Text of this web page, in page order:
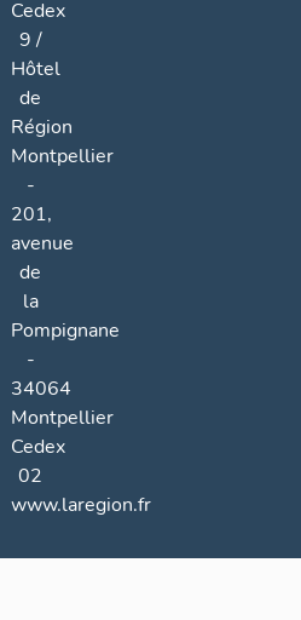
Cedex
9 /
Hôtel
de
Région
Montpellier
-
201,
avenue
de
la
Pompignane
-
34064
Montpellier
Cedex
02
www.laregion.fr